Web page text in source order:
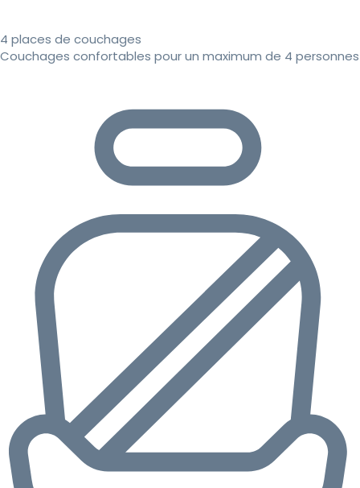
4 places de couchages
Couchages confortables pour un maximum de 4 personnes